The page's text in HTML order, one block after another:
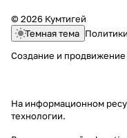
© 2026 Кумтигей
Темная тема
Создание и продвижение
На информационном
технологии.